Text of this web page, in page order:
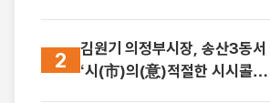
2
김원기 의정부시장, 송산3동서
‘시(市)의(意)적절한 시시콜콜’